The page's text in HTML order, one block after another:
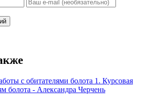
с обитателями болота 1. Курсовая
болота - Александра Черчень